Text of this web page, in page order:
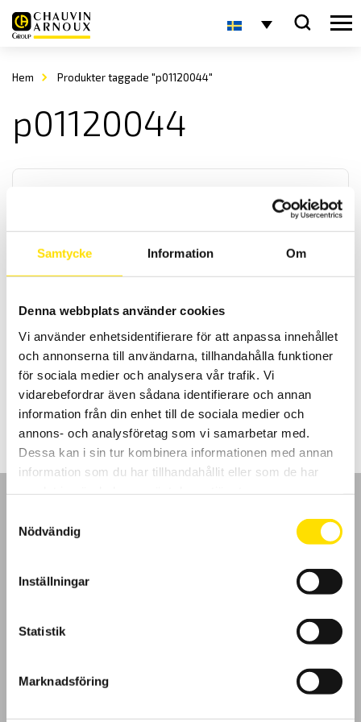
Samtycke Information Om
Denna webbplats använder cookies
Vi använder enhetsidentifierare för att anpassa innehållet
och annonserna till användarna, tillhandahålla funktioner
för sociala medier och analysera vår trafik. Vi
vidarebefordrar även sådana identifierare och annan
information från din enhet till de sociala medier och
annons- och analysföretag som vi samarbetar med.
Dessa kan i sin tur kombinera informationen med annan
information som du har tillhandahållit eller som de har
Nödvändig
Inställningar
Statistik
Marknadsföring
Hem Produkter taggade "p01120044"
p01120044
och PEL51-52-112-113-115
Tillbehör strömtänger med Chauvin-Arnoux anslutningskontakt
avpassade för dessa effekt- och energianalysatorer: PEL51, PEL52,
PEL112, PEL113, PEL115 och CA83435.
3,720.00kr –3,965.00krPrisintervall:
3,720.00 kr
till
LÄS MER